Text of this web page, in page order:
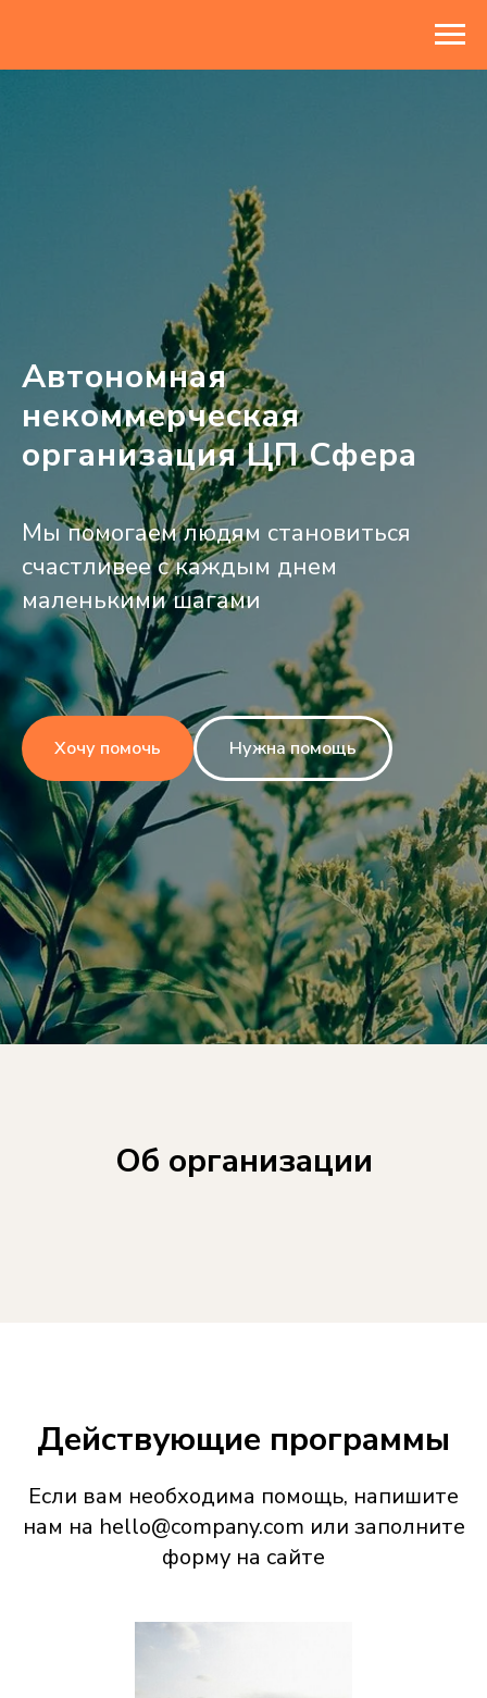
Автономная
некоммерческая
организация ЦП Сфера
Мы помогаем людям становиться
счастливее с каждым днем
маленькими шагами
Хочу помочь Нужна помощь
Об организации
Действующие программы
Если вам необходима помощь, напишите
нам на hello@company.com или заполните
форму на сайте